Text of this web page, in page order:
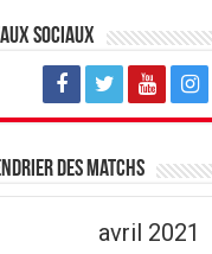
sociaux
des matchs
avril 2021